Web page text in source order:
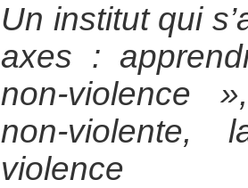
Un institut qui
axes :
non-violence
non-
violence